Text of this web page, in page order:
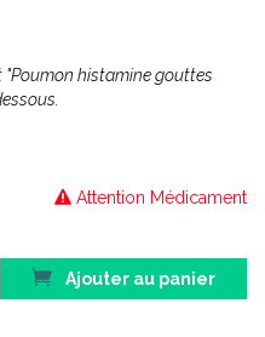
histamine gouttes
Attention Médicament
Ajouter au panier